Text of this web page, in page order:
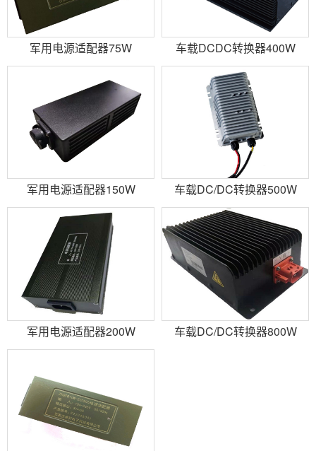
军用电源适配器75W 车载DCDC转换器400W
军用电源适配器150W 车载DC/DC转换器500W
军用电源适配器200W 车载DC/DC转换器800W